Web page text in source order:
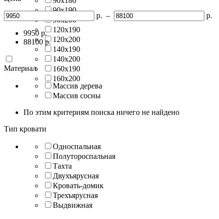
90х190
90х200
120х190
120х200
140х190
140х200
160х190
160х200
р. – р.
9950 р.
88100 р.
Материал
Массив дерева
Массив сосны
По этим критериям поиска ничего не найдено
Тип кровати
Односпальная
Полутороспальная
Тахта
Двухъярусная
Кровать-домик
Трехъярусная
Выдвижная